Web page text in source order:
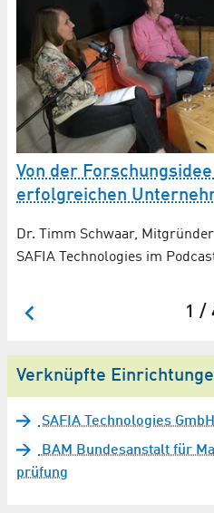
Von der
erfolgreichen
Dr. Timm Schwaar,
SAFIA Technologies im
1 /
Verknüpfte
SAFIA Technologies GmbH
BAM Bundesanstalt für
prüfung